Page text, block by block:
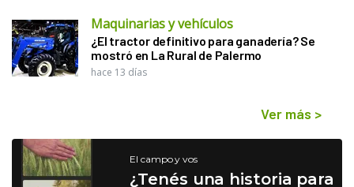
Maquinarias y vehículos
¿El tractor definitivo para ganadería? Se
mostró en La Rural de Palermo
hace 13 días
Ver más >
El campo y vos
¿Tenés una historia para